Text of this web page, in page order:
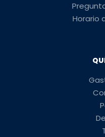
Horario